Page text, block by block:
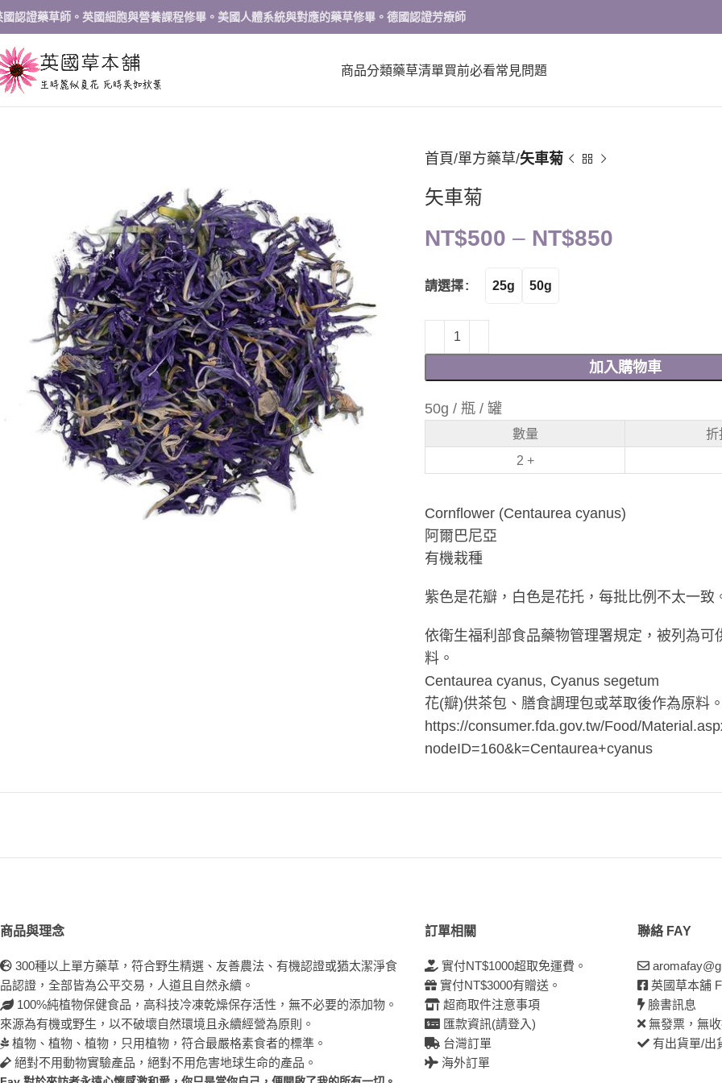
國認證藥草師。英國細胞與營養課程修畢。美國人體系統與對應的藥草修畢。德國認證芳療師
商品分類藥草清單買前必看常見問題
首頁 單方藥草 矢車菊
矢車菊
NT$500 – NT$850
請選擇 25g 50g
加入購物車
50g / 瓶 / 罐
數量
折
2 +
Cornflower (Centaurea cyanus)
阿爾巴尼亞
有機栽種
紫色是花瓣，白色是花托，每批比例不太一致
依衛生福利部食品藥物管理署規定，被列為可
料。
Centaurea cyanus, Cyanus segetum
花(瓣)供茶包、膳食調理包或萃取後作為原料。
https://consumer.fda.gov.tw/Food/
nodeID=160&k=Centaurea+cyanus
商品與理念
300種以上單方藥草，符合野生精選、友善農法、有機認證或猶太潔淨食
品認證，全部皆為公平交易，人道且自然永續。
100%純植物保健食品，高科技冷凍乾燥保存活性，無不必要的添加物。
來源為有機或野生，以不破壞自然環境且永續經營為原則。
植物、植物、植物，只用植物，符合最嚴格素食者的標準。
絕對不用動物實驗產品，絕對不用危害地球生命的產品。
訂單相關
實付NT$1000超取免運費。
實付NT$3000有贈送。
超商取件注意事項
匯款資訊(請登入)
台灣訂單
海外訂單
聯絡 FAY
英國草本舖
臉書訊息
無發票，無收
有出貨單/出